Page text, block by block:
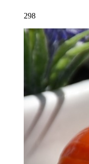
298